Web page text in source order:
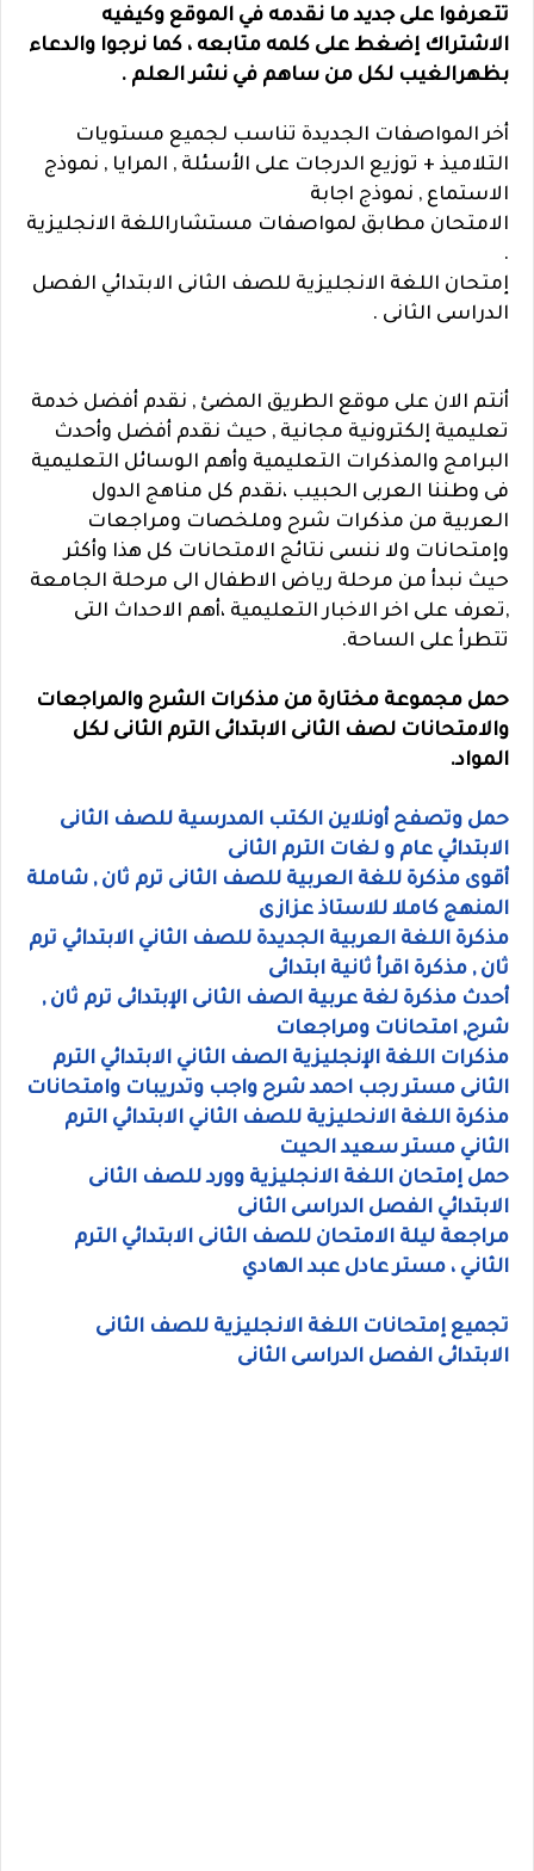
تتعرفوا على جديد ما نقدمه في الموقع وكيفيه
الاشتراك إضغط على كلمه متابعه ، كما نرجوا والدعاء
بظهرالغيب لكل من ساهم في نشر العلم .
أخر المواصفات الجديدة تناسب لجميع مستويات
التلاميذ + توزيع الدرجات على الأسئلة , المرايا , نموذج
الاستماع , نموذج اجابة
الامتحان مطابق لمواصفات مستشاراللغة الانجليزية
.
إمتحان اللغة الانجليزية للصف الثانى الابتدائي الفصل
الدراسى الثانى .
أنتم الان على موقع الطريق المضئ , نقدم أفضل خدمة
تعليمية إلكترونية مجانية , حيث نقدم أفضل وأحدث
البرامج والمذكرات التعليمية وأهم الوسائل التعليمية
فى وطننا العربى الحبيب ،نقدم كل مناهج الدول
العربية من مذكرات شرح وملخصات ومراجعات
وإمتحانات ولا ننسى نتائج الامتحانات كل هذا وأكثر
حيث نبدأ من مرحلة رياض الاطفال الى مرحلة الجامعة
,تعرف على اخر الاخبار التعليمية ،أهم الاحداث التى
تتطرأ على الساحة.
حمل مجموعة مختارة من مذكرات الشرح والمراجعات
والامتحانات لصف الثانى الابتدائى الترم الثانى لكل
المواد.
حمل وتصفح أونلاين الكتب المدرسية للصف الثانى
الابتدائي عام و لغات الترم الثانى
أقوى مذكرة للغة العربية للصف الثانى ترم ثان , شاملة
المنهج كاملا للاستاذ عزازى
مذكرة اللغة العربية الجديدة للصف الثاني الابتدائي ترم
ثان , مذكرة اقرأ ثانية ابتدائى
أحدث مذكرة لغة عربية الصف الثانى الإبتدائى ترم ثان ,
شرح, امتحانات ومراجعات
مذكرات اللغة الإنجليزية الصف الثاني الابتدائي الترم
الثانى مستر رجب احمد شرح واجب وتدريبات وامتحانات
مذكرة اللغة الانحليزية للصف الثاني الابتدائي الترم
الثاني مستر سعيد الحيت
حمل إمتحان اللغة الانجليزية وورد للصف الثانى
الابتدائي الفصل الدراسى الثانى
مراجعة ليلة الامتحان للصف الثانى الابتدائي الترم
الثاني ، مستر عادل عبد الهادي
تجميع إمتحانات اللغة الانجليزية للصف الثانى
الابتدائى الفصل الدراسى الثانى